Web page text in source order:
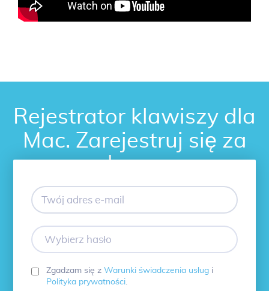
Rejestrator klawiszy dla
Mac. Zarejestruj się za
darmo.
mail
Zgadzam się z Warunki świadczenia usługi
Polityka prywatności.